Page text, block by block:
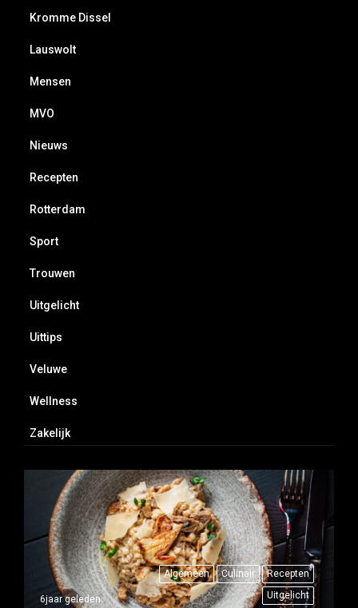
Kromme Dissel
Lauswolt
Mensen
MVO
Nieuws
Recepten
Rotterdam
Sport
Trouwen
Uitgelicht
Uittips
Veluwe
Wellness
Zakelijk
Algemeen Culinair
Recepten
Uitgelicht
6jaar geleden